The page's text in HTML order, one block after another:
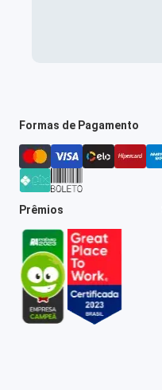
Formas de Pagamento
Prêmios